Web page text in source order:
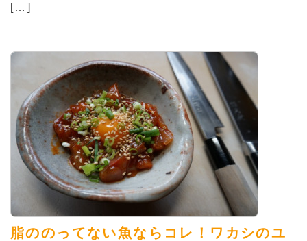
[…]
脂ののってない魚ならコレ！ワカシのユ